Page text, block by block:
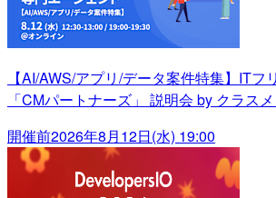
【AI/AWS/アプリ/データ案件特集】ITフ
「CMパートナーズ」 説明会 by クラス
開催前2026年8月12日(水) 19:00